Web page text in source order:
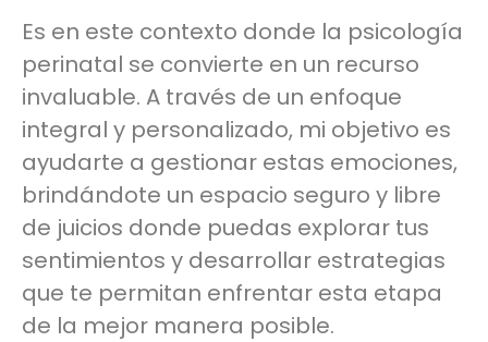
Es en este contexto donde la psicología
perinatal se convierte en un recurso
invaluable. A través de un enfoque
integral y personalizado, mi objetivo es
ayudarte a gestionar estas emociones,
brindándote un espacio seguro y libre
de juicios donde puedas explorar tus
sentimientos y desarrollar estrategias
que te permitan enfrentar esta etapa
de la mejor manera posible.